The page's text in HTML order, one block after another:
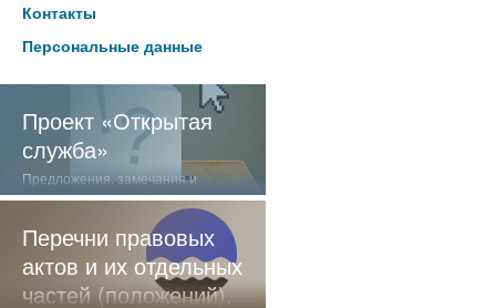
Контакты
Персональные данные
Проект «Открытая
служба»
Предложения, замечания и
отзывы о нашей работе
Перечни правовых
актов и их отдельных
частей (положений),